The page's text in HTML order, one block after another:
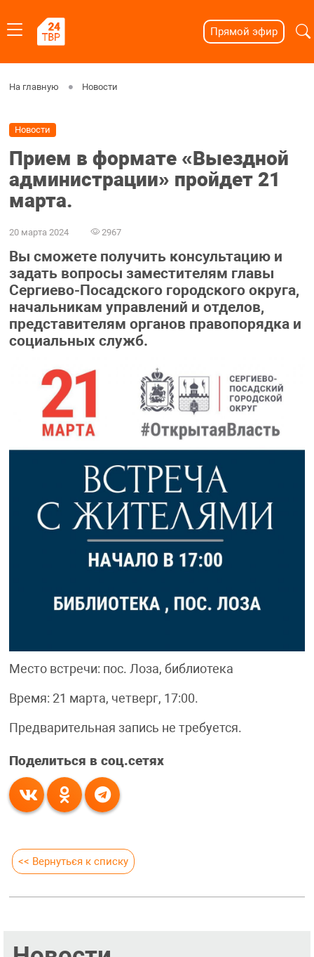
Прямой эфир
На главную Новости
Новости
Прием в формате «Выездной
администрации» пройдет 21
марта.
20 марта 2024 2967
Вы сможете получить консультацию и
задать вопросы заместителям главы
Сергиево-Посадского городского округа,
начальникам управлений и отделов,
представителям органов правопорядка и
социальных служб.
Место встречи: пос. Лоза, библиотека
Время: 21 марта, четверг, 17:00.
Предварительная запись не требуется.
Поделиться в соц.сетях
<< Вернуться к списку